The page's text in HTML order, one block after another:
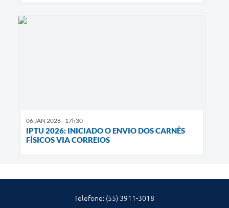
06 JAN 2026 - 17h30
IPTU 2026: INICIADO O ENVIO DOS CARNÊS
FÍSICOS VIA CORREIOS
Telefone: (55) 3911-3018